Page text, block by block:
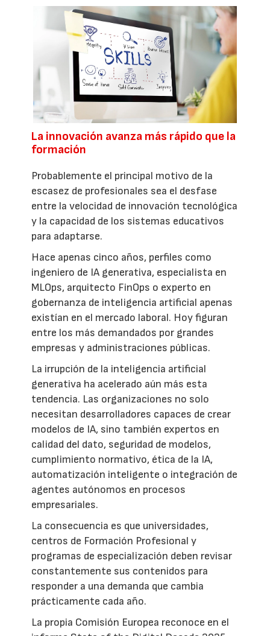
La innovación avanza más rápido que la
formación
Probablemente el principal motivo de la
escasez de profesionales sea el desfase
entre la velocidad de innovación tecnológica
y la capacidad de los sistemas educativos
para adaptarse.
Hace apenas cinco años, perfiles como
ingeniero de IA generativa, especialista en
MLOps, arquitecto FinOps o experto en
gobernanza de inteligencia artificial apenas
existían en el mercado laboral. Hoy figuran
entre los más demandados por grandes
empresas y administraciones públicas.
La irrupción de la inteligencia artificial
generativa ha acelerado aún más esta
tendencia. Las organizaciones no solo
necesitan desarrolladores capaces de crear
modelos de IA, sino también expertos en
calidad del dato, seguridad de modelos,
cumplimiento normativo, ética de la IA,
automatización inteligente o integración de
agentes autónomos en procesos
empresariales.
La consecuencia es que universidades,
centros de Formación Profesional y
programas de especialización deben revisar
constantemente sus contenidos para
responder a una demanda que cambia
prácticamente cada año.
La propia Comisión Europea reconoce en el